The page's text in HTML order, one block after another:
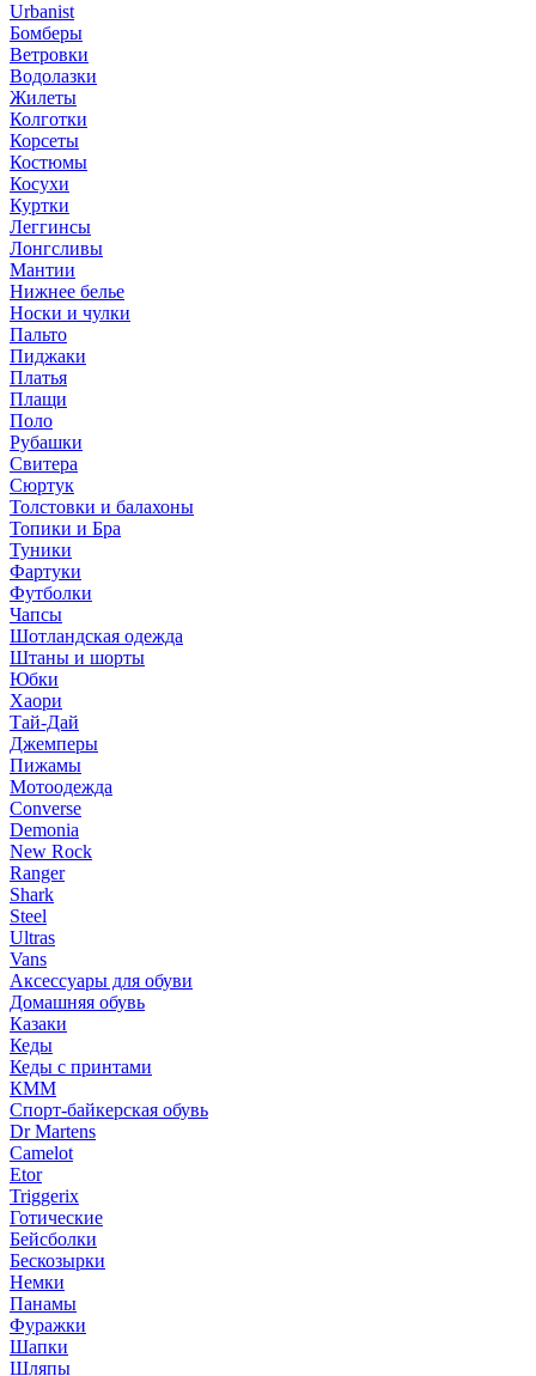
Urbanist
Бомберы
Ветровки
Водолазки
Жилеты
Колготки
Корсеты
Костюмы
Косухи
Куртки
Леггинсы
Лонгсливы
Мантии
Нижнее белье
Носки и чулки
Пальто
Пиджаки
Платья
Плащи
Поло
Рубашки
Свитера
Сюртук
Толстовки и балахоны
Топики и Бра
Туники
Фартуки
Футболки
Чапсы
Шотландская одежда
Штаны и шорты
Юбки
Хаори
Тай-Дай
Джемперы
Пижамы
Мотоодежда
Converse
Demonia
New Rock
Ranger
Shark
Steel
Ultras
Vans
Аксессуары для обуви
Домашняя обувь
Казаки
Кеды
Кеды с принтами
КММ
Спорт-байкерская обувь
Dr Martens
Camelot
Etor
Triggerix
Готические
Бейсболки
Бескозырки
Немки
Панамы
Фуражки
Шапки
Шляпы